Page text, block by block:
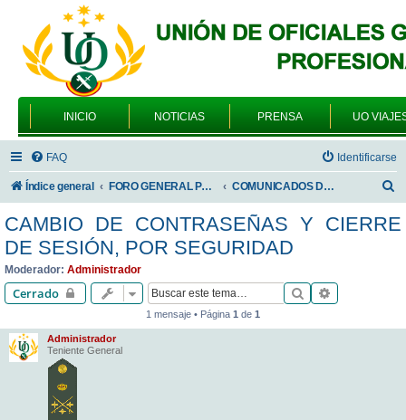
INICIO NOTICIAS PRENSA UO
FAQ Identificarse
Índice general FORO GENERAL PARA TODOS LOS USUARIOS COMUNICADOS DE LA UNIÓN DE OFICIALES
s
CAMBIO DE CONTRASEÑAS Y CIERRE
DE SESIÓN, POR SEGURIDAD
Moderador: Administrador
Cerrado Buscar
1 mensaje • Página 1 de 1
Administrador
Teniente General